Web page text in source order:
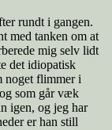
rundt i gangen.
med tanken om at
mig selv lidt
det idiopatisk
noget flimmer i
som går væk
igen, og jeg har
er han still